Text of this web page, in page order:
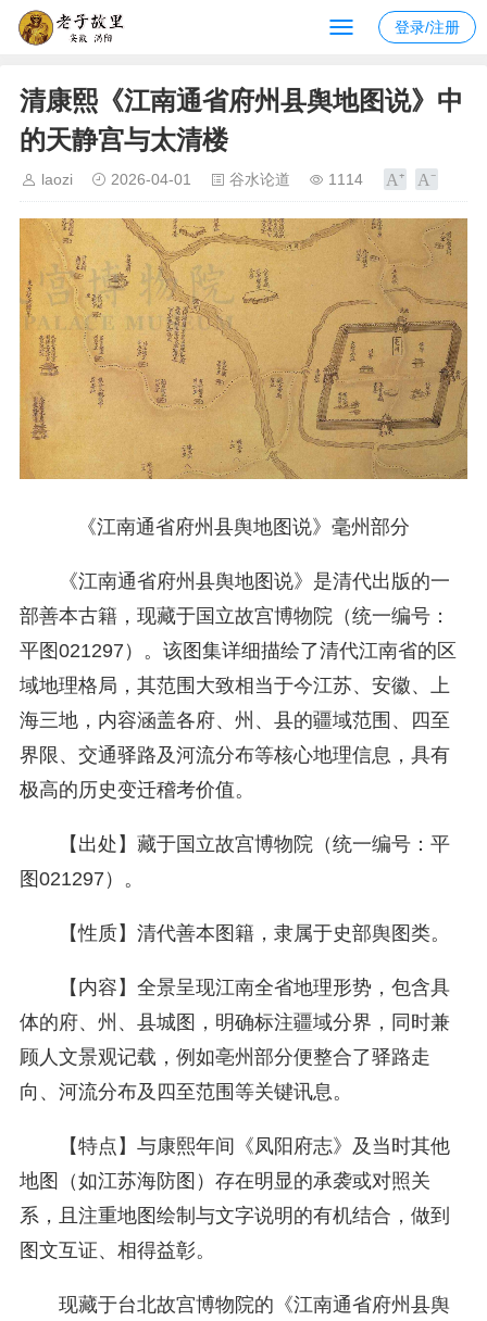
登录/注册
清康熙《江南通省府州县舆地图说》中
的天静宫与太清楼
laozi 2026-04-01 谷水论道 1114
《江南通省府州县舆地图说》毫州部分
《江南通省府州县舆地图说》是清代出版的一
部善本古籍，现藏于国立故宫博物院（统一编号：
平图021297）。该图集详细描绘了清代江南省的区
域地理格局，其范围大致相当于今江苏、安徽、上
海三地，内容涵盖各府、州、县的疆域范围、四至
界限、交通驿路及河流分布等核心地理信息，具有
极高的历史变迁稽考价值。
【出处】藏于国立故宫博物院（统一编号：平
图021297）。
【性质】清代善本图籍，隶属于史部舆图类。
【内容】全景呈现江南全省地理形势，包含具
体的府、州、县城图，明确标注疆域分界，同时兼
顾人文景观记载，例如亳州部分便整合了驿路走
向、河流分布及四至范围等关键讯息。
【特点】与康熙年间《凤阳府志》及当时其他
地图（如江苏海防图）存在明显的承袭或对照关
系，且注重地图绘制与文字说明的有机结合，做到
图文互证、相得益彰。
现藏于台北故宫博物院的《江南通省府州县舆